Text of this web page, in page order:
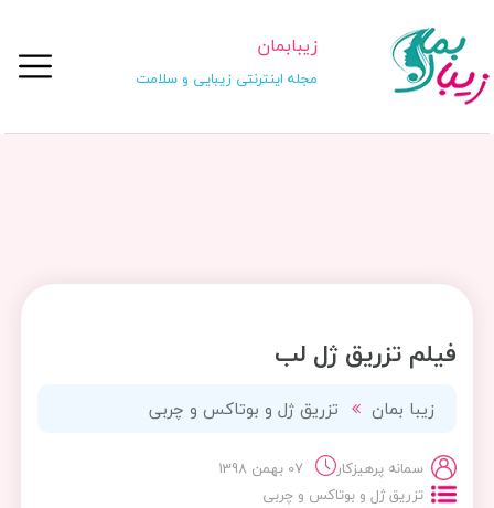
زیبابمان
مجله اینترنتی زیبایی و سلامت
فیلم تزریق ژل لب
زیبا بمان تزریق ژل و بوتاکس و چربی
سمانه پرهیزکار
07 بهمن 1398
تزریق ژل و بوتاکس و چربی